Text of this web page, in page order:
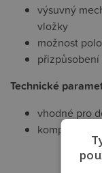
výsuvný
vložky
možnost
Technické
vhodné pro
kompatibilní